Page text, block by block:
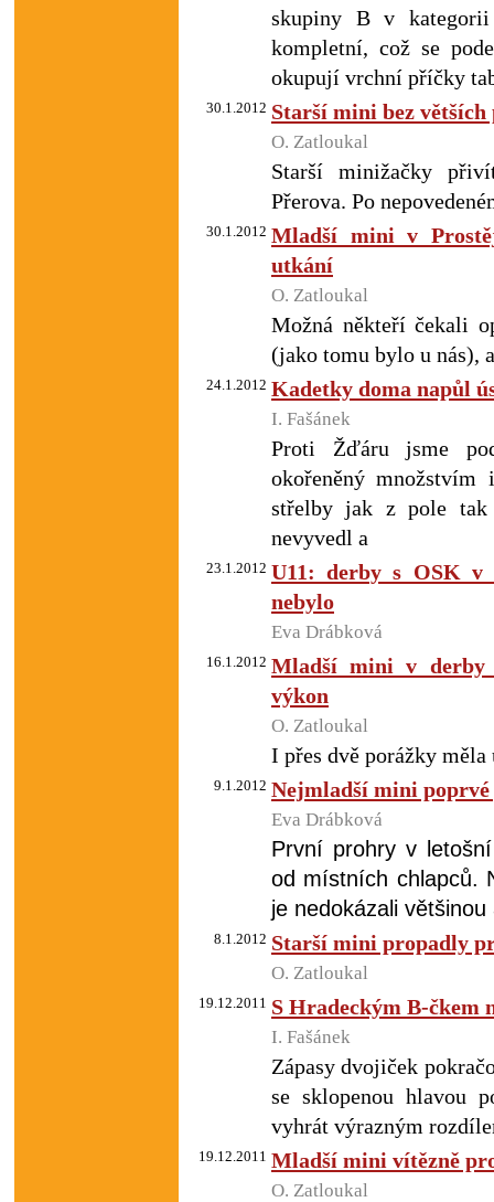
skupiny B v kategorii
kompletní, což se
okupují vrchní příčky
30.1.2012 Starší mini bez
O. Zatloukal
Starší minižačky
Přerova. Po
30.1.2012 Mladší mini v
utkání
O. Zatloukal
Možná někteří čekali
(jako tomu bylo u nás),
24.1.2012 Kadetky doma napůl
I. Fašánek
Proti Žďáru jsme
okořeněný množstvím
střelby jak z pole tak
nevyvedl a
23.1.2012 U11: derby s OSK v
nebylo
Eva Drábková
16.1.2012 Mladší mini v derby
výkon
O. Zatloukal
I přes dvě porážky
9.1.2012 Nejmladší mini
Eva Drábková
První prohry v
od místních chlapců.
je nedokázali
8.1.2012 Starší mini propadly
O. Zatloukal
19.12.2011 S Hradeckým B-čkem
I. Fašánek
Zápasy dvojiček
se sklopenou hlavou
vyhrát výrazným
19.12.2011 Mladší mini vítězně
O. Zatloukal